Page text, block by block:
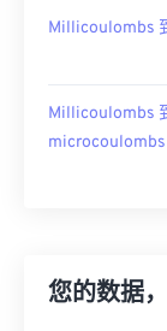
Millicoulombs
Millicoulombs
microcoulombs
您的数据